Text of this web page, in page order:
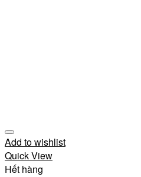
Add to wishlist
Quick View
Hết hàng